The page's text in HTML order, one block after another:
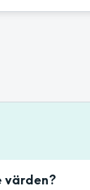
värden?